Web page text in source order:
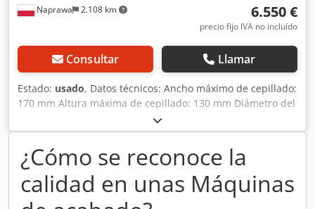
Naprawa 2.108 km 6.550 €
precio fijo IVA no incluído
Consultar Llamar
Estado: usado, Datos técnicos: Ancho máximo de cepillado:
170 mm Altura máxima de cepillado: 130 mm Diámetro del
eje: 40 mm Cantidad de ejes: 6 Secuencia de ejes: abajo 4
kW derecha 3 kW izquierda 5,5 kW derecha 5,5 kW Dkjdpfx
Akjyhndro Der arriba 5,5 kW abajo 4 kW Cada eje con
motor independiente Cantidad de rodillos superiores de
alimentación de acero: 7 Cantidad de rodillos superiores
de alimentación de goma: 2 Regulación continua de
¿Cómo se reconoce la
calidad en unas Máquinas